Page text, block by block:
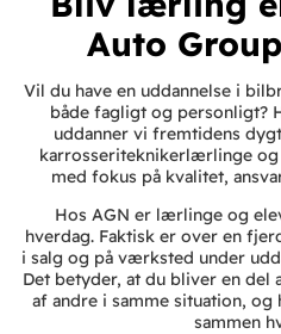
Auto
Vil du have en uddannelse i
både fagligt og personligt?
uddanner vi fremtidens
karrosseriteknikerlærlinge og
med fokus på kvalitet,
Hos AGN er lærlinge og
hverdag. Faktisk er over en
i salg og på værksted under
Det betyder, at du bliver en del
af andre i samme situation,
sammen